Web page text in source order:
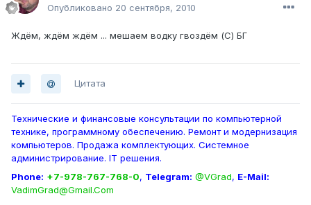
Опубликовано 20 сентября, 2010
Ждём, ждём ждём ... мешаем водку гвоздём (С) БГ
Цитата
Технические и финансовые консультации по компьютерной
технике, программному обеспечению. Ремонт и модернизация
компьютеров. Продажа комплектующих. Системное
администрирование. IT решения.
Phone: +7-978-767-768-0, Telegram: @VGrad, E-Mail:
VadimGrad@Gmail.Com